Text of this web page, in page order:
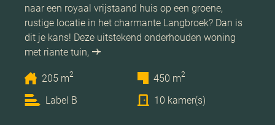
naar een royaal vrijstaand huis op een groene,
rustige locatie in het charmante Langbroek? Dan is
dit je kans! Deze uitstekend onderhouden woning
met riante tuin,
205 m2 450 m2
Label B 10 kamer(s)